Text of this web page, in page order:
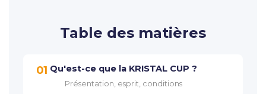
Table des matières
01 Qu'est-ce que la KRISTAL CUP ?
Présentation, esprit, conditions